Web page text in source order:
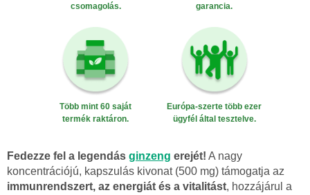
csomagolás.
garancia.
Több mint 60 saját
termék raktáron.
Európa-szerte több ezer
ügyfél által tesztelve.
Fedezze fel a legendás ginzeng erejét! A nagy
koncentrációjú, kapszulás kivonat (500 mg) támogatja az
immunrendszert, az energiát és a vitalitást, hozzájárul a